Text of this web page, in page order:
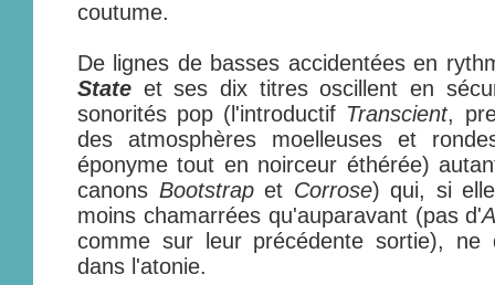
coutume.
De lignes de basses accidentées en
State et ses dix titres oscillent en
sonorités pop (l'introductif Transcient,
des atmosphères moelleuses et
éponyme tout en noirceur éthérée)
canons Bootstrapet Corrose) qui, si
moins chamarrées qu'auparavant (pas d'
comme sur leur précédente sortie), ne
dans l'atonie.